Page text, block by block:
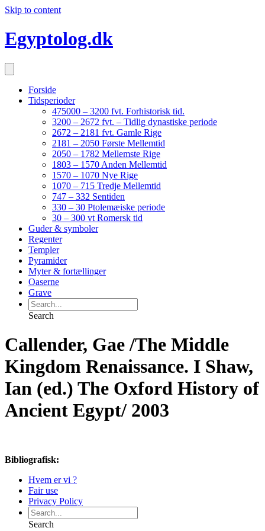
Skip to content
Egyptolog.dk
Forside
Tidsperioder
475000 – 3200 fvt. Forhistorisk tid.
3200 – 2672 fvt. – Tidlig dynastiske periode
2672 – 2181 fvt. Gamle Rige
2181 – 2050 Første Mellemtid
2050 – 1782 Mellemste Rige
1803 – 1570 Anden Mellemtid
1570 – 1070 Nye Rige
1070 – 715 Tredje Mellemtid
747 – 332 Sentiden
330 – 30 Ptolemæiske periode
30 – 300 vt Romersk tid
Guder & symboler
Regenter
Templer
Pyramider
Myter & fortællinger
Oaserne
Grave
Search
Callender, Gae /The Middle
Kingdom Renaissance. I Shaw,
Ian (ed.) The Oxford History of
Ancient Egypt/ 2003
Bibliografisk:
Hvem er vi ?
Fair use
Privacy Policy
Search